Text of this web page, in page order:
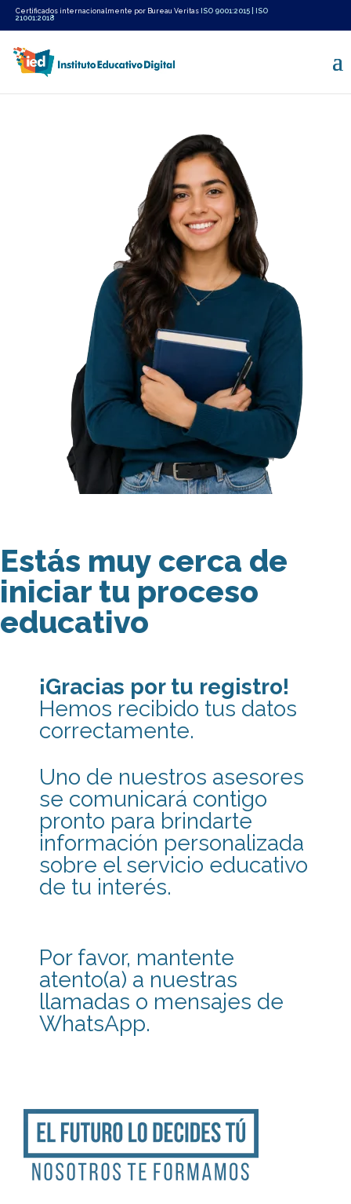
Certificados internacionalmente por Bureau Veritas ISO 9001:2015
ISO
21001:2018
Estás muy cerca de
iniciar tu proceso
educativo
¡Gracias por tu registro!
Hemos recibido tus datos
correctamente.
Uno de nuestros asesores
se comunicará contigo
pronto para brindarte
información personalizada
sobre el servicio educativo
de tu interés.
Por favor, mantente
atento(a) a nuestras
llamadas o mensajes de
WhatsApp.